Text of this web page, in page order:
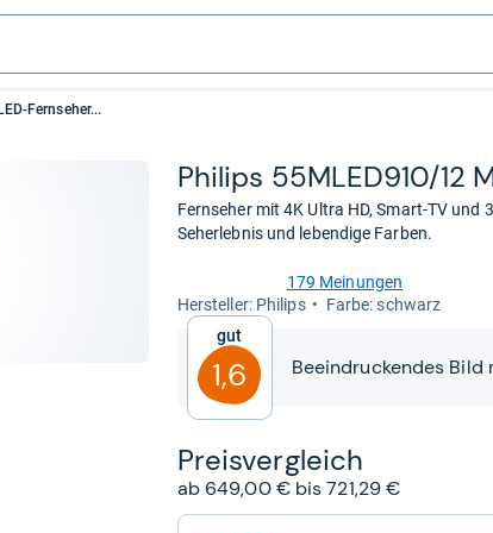
Fernseher...
Phi­lips 55MLED910/12
Fernseher mit 4K Ultra HD, Smart-TV
Seherlebnis und lebendige Farben.
von
Sternen
179 Meinungen
Her­stel­ler: Philips
Farbe: schwarz
Gut
1,6 Beeindruckendes
Preis­ver­gleich
ab 649,00 € bis 721,29 €